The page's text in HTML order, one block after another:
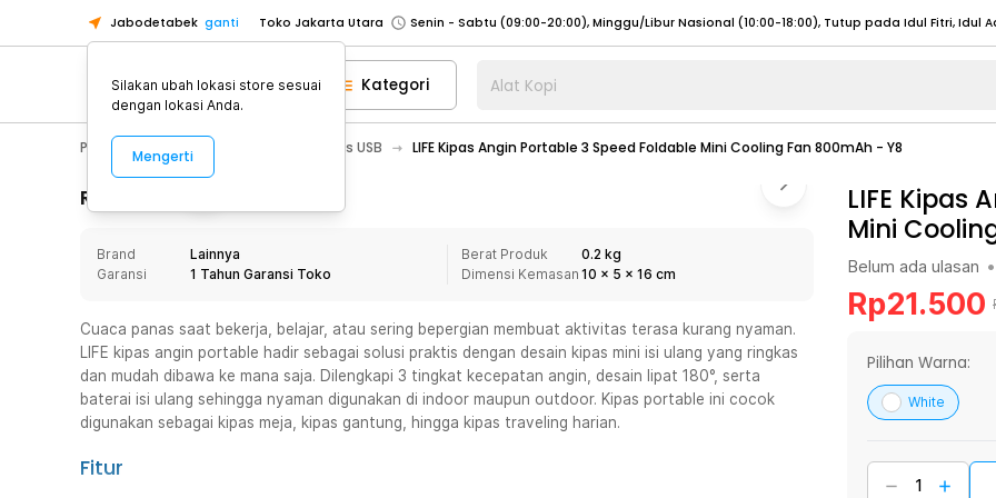
Jabodetabek ganti
Toko Jakarta Utara
Toko Tangerang
Toko Cikupa
Pick n Go Jakarta Barat
Senin - Jumat (07:00 - 20:00), Sabtu - Minggu (08:00 - 20:00), Tutup pada Idul Fitri
Pick n Go Bekasi
Senin - Jumat (08:00 - 20:00), Sabtu - Minggu/ Libur Nasional (08:00 - 17:00)
Selengkapnya
Senin - Jumat (08:00 - 20:00), Sabtu - Minggu/ Libur Nasional (08:00 - 17:00) Selengkapnya
Senin - Sabtu (09:00-20:00), Minggu/Libur Nasional (12:00-20:00), Tutup pada Idul Fitri
Senin - Sabtu (09:00-20:00), Minggu/Libur Nasional (12:00-20:00), Tutup pada Idul Fitri
Toko Tangerang
Toko Cikupa
Pick n Go Jakarta Barat
Senin - Jumat (07:00 - 20:00), Sabtu - Minggu (08:00 - 20:00), Tutup pada Idul Fitri
Pick n Go Bekasi
Senin - Jumat (08:00 - 20:00), Sabtu - Minggu/ Libur Nasional (08:00 - 17:00)
Selengkapnya
Kategori Alat Kopi
PC & Laptop Aksesoris USB Kipas USB LIFE Kipas Angin Portable 3 Speed Foldable Mini Cooling Fan 800mAh - Y8
Rincian Produk
Brand
Lainnya
Garansi
1 Tahun Garansi Toko
Berat Produk
0.2 kg
Dimensi Kemasan 10 x 5 x 16 cm
Cuaca panas saat bekerja, belajar, atau sering bepergian membuat aktivitas terasa kurang nyaman.
LIFE kipas angin portable hadir sebagai solusi praktis dengan desain kipas mini isi ulang yang ringkas
dan mudah dibawa ke mana saja. Dilengkapi 3 tingkat kecepatan angin, desain lipat 180°, serta
baterai isi ulang sehingga nyaman digunakan di indoor maupun outdoor. Kipas portable ini cocok
digunakan sebagai kipas meja, kipas gantung, hingga kipas traveling harian.
Fitur
LIFE Kipas
Mini
Belum ada ulasan •
Rp21.500
Pilihan Warna:
White
Silakan ubah lokasi store sesuai
dengan lokasi Anda.
Mengerti